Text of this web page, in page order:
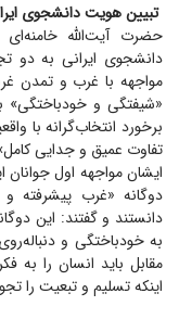
تبیین هویت دانشجوی
حضرت آیت‌الله
دانشجوی ایرانی به دو
مواجهه با غرب و تمدن
«شیفتگی و خودباختگی»
برخورد انتخاب‌گرانه با
تفاوت عمیق و جدایی
ایشان مواجهه اول
دوگانه «غرب پیشرفته
دانستند و گفتند: این
به خودباختگی و
مقابل باید انسان را به
اینکه تسلیم و تبعیت را